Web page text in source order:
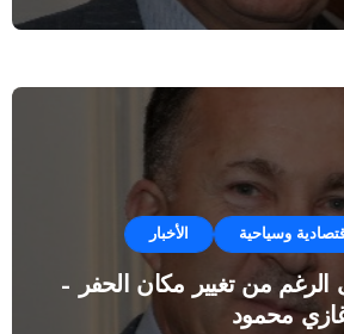
وسياحية الأخبار
الرغم من تغيير مكان الحفر –
غازي محمود